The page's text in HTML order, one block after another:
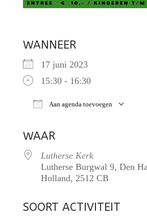
WANNEER
17 juni 2023
15:30 - 16:30
Aan agenda toevoegen
WAAR
Lutherse Kerk
Lutherse Burgwal 9, Den
Holland, 2512 CB
SOORT ACTIVITEIT